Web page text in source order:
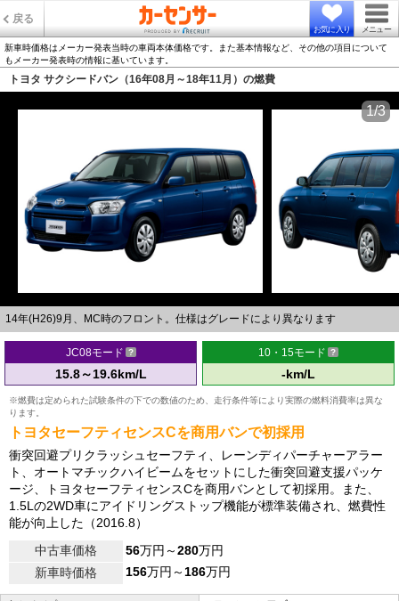
戻る
お気に入り メニュー
新車時価格はメーカー発表当時の車両本体価格です。また基本情報など、その他の項目について
もメーカー発表時の情報に基いています。
トヨタ サクシードバン（16年08月～18年11月）の燃費
14年(H26)9月、MC時のフロント。仕様はグレードにより異なります
1/3
JC08モード
15.8～19.6km/L
10・15モード
-km/L
※燃費は定められた試験条件の下での数値のため、走行条件等により実際の燃料消費率は異な
ります。
トヨタセーフティセンスCを商用バンで初採用
衝突回避プリクラッシュセーフティ、レーンディパーチャーアラー
ト、オートマチックハイビームをセットにした衝突回避支援パッケ
ージ、トヨタセーフティセンスCを商用バンとして初採用。また、
1.5Lの2WD車にアイドリングストップ機能が標準装備され、燃費性
能が向上した（2016.8）
中古車価格
56万円～280万円
新車時価格
156万円～186万円